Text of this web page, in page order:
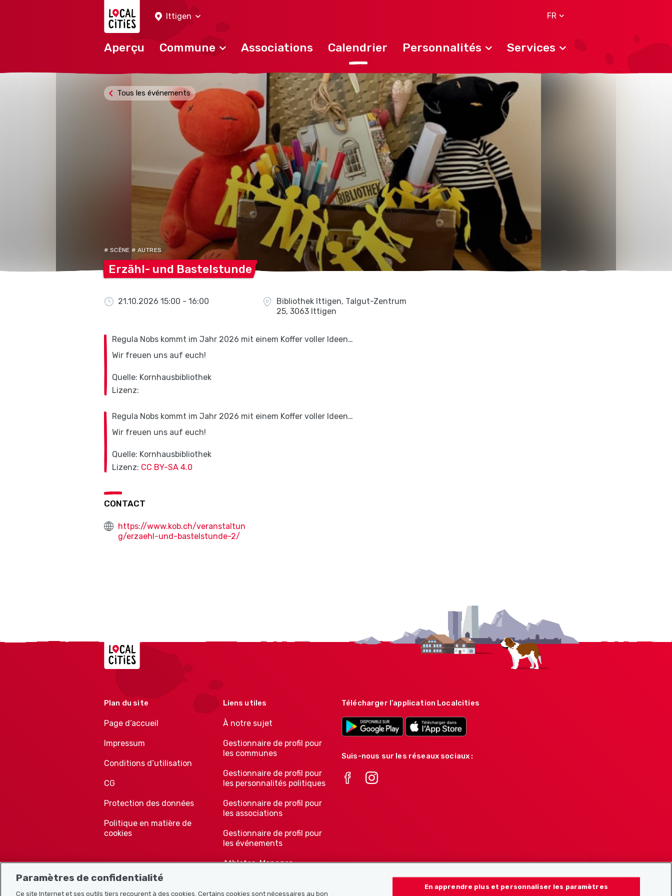
Ittigen
FR
Aperçu Commune Associations Calendrier Personnalités Services
Tous les événements
# SCÈNE # AUTRES
Erzähl- und Bastelstunde
21.10.2026 15:00 - 16:00
Bibliothek Ittigen, Talgut-Zentrum
25, 3063 Ittigen
Regula Nobs kommt im Jahr 2026 mit einem Koffer voller Ideen…
Wir freuen uns auf euch!
Quelle: Kornhausbibliothek
Lizenz:
Regula Nobs kommt im Jahr 2026 mit einem Koffer voller Ideen…
Wir freuen uns auf euch!
Quelle: Kornhausbibliothek
Lizenz: CC BY-SA 4.0
CONTACT
https://www.kob.ch/veranstaltun
g/erzaehl-und-bastelstunde-2/
Localcities
Plan du site
Page d’accueil
Impressum
Conditions d’utilisation
CG
Protection des données
Politique en matière de
cookies
Liens utiles
À notre sujet
Gestionnaire de profil pour
les communes
Gestionnaire de profil pour
les personnalités politiques
Gestionnaire de profil pour
les associations
Gestionnaire de profil pour
les événements
Athletes-Manager
associations
Télécharger l’application Localcities
Suis-nous sur les réseaux sociaux :
Paramètres de confidentialité
Ce site Internet et ses outils tiers recourent à des cookies. Certains cookies sont nécessaires au bon
En apprendre plus et personnaliser les paramètres